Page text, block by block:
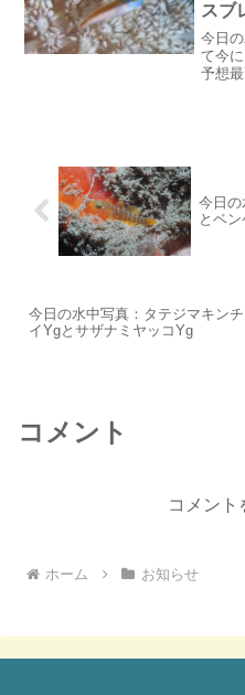
スブ
今日
て今
予想
今日の
とベ
今日の水中写真：タテジマキン
イYgとサザナミヤッコYg
コメント
コメント
ホーム お知らせ